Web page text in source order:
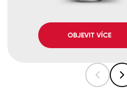
OBJEVIT VÍCE